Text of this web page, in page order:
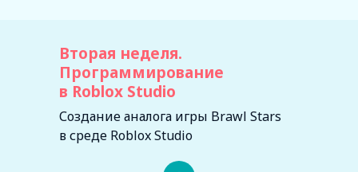
Создание аналога игры Brawl Stars
в среде Roblox Studio
Вторая неделя.
Программирование
в Roblox Studio